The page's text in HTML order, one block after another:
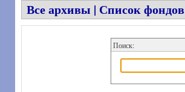
Все архивы | Список фондов
Поиск: